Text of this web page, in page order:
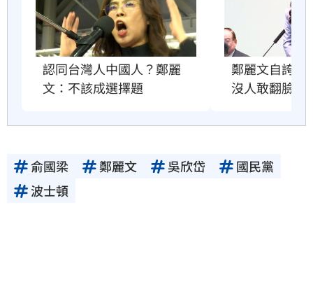
認同台灣人中國人？鄭麗
文：不該成選擇題
鄭麗文自誇很
沒人敢翻臉原
俞國梁 鄭麗文 吳欣岱
國民黨
波士頓